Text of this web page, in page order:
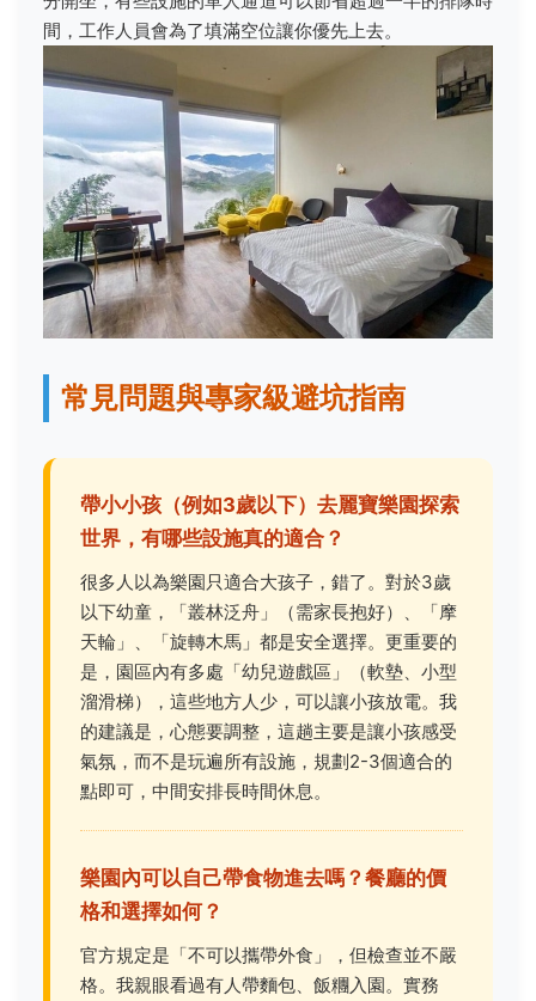
間，工作人員會為了填滿空位讓你優先上去。
常見問題與專家級避坑指南
帶小小孩（例如3歲以下）去麗寶樂園探索
世界，有哪些設施真的適合？
很多人以為樂園只適合大孩子，錯了。對於3歲
以下幼童，「叢林泛舟」（需家長抱好）、「摩
天輪」、「旋轉木馬」都是安全選擇。更重要的
是，園區內有多處「幼兒遊戲區」（軟墊、小型
溜滑梯），這些地方人少，可以讓小孩放電。我
的建議是，心態要調整，這趟主要是讓小孩感受
氣氛，而不是玩遍所有設施，規劃2-3個適合的
點即可，中間安排長時間休息。
樂園內可以自己帶食物進去嗎？餐廳的價
格和選擇如何？
官方規定是「不可以攜帶外食」，但檢查並不嚴
格。我親眼看過有人帶麵包、飯糰入園。實務